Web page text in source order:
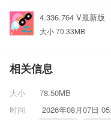
4.336.764 V最新版
大小 70.33MB
相关信息
大小
78.50MB
时间
2026年08月07日